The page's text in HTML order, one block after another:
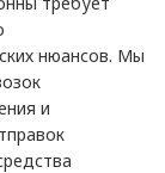
нюансов. Мы
и